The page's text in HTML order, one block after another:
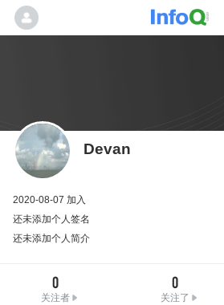
Devan
2020-08-07 加入
还未添加个人签名
还未添加个人简介
0
关注者
0
关注了